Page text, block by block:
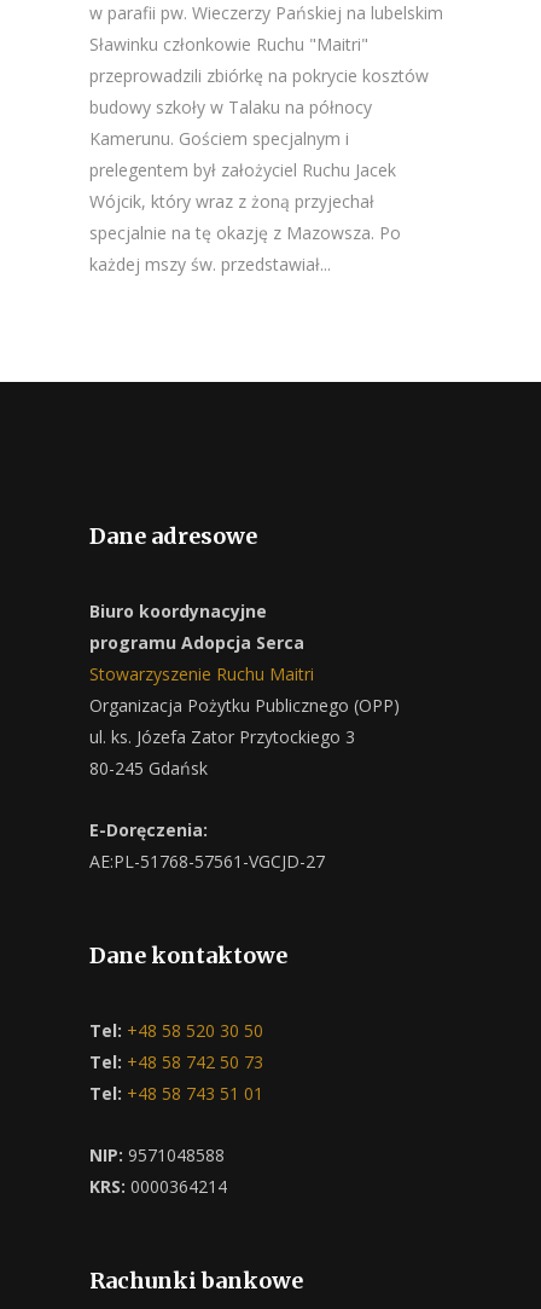
w parafii pw. Wieczerzy Pańskiej na lubelskim
Sławinku członkowie Ruchu "Maitri"
przeprowadzili zbiórkę na pokrycie kosztów
budowy szkoły w Talaku na północy
Kamerunu. Gościem specjalnym i
prelegentem był założyciel Ruchu Jacek
Wójcik, który wraz z żoną przyjechał
specjalnie na tę okazję z Mazowsza. Po
każdej mszy św. przedstawiał...
Dane adresowe
Biuro koordynacyjne
programu Adopcja Serca
Stowarzyszenie Ruchu Maitri
Organizacja Pożytku Publicznego (OPP)
ul. ks. Józefa Zator Przytockiego 3
80-245 Gdańsk
E-Doręczenia:
AE:PL-51768-57561-VGCJD-27
Dane kontaktowe
Tel: +48 58 520 30 50
Tel: +48 58 742 50 73
Tel: +48 58 743 51 01
NIP: 9571048588
KRS: 0000364214
Rachunki bankowe